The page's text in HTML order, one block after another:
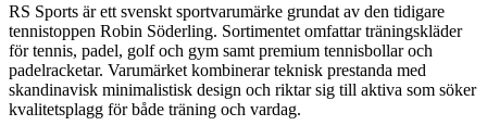
RS Sports är ett svenskt sportvarumärke grundat av den tidigare
tennistoppen Robin Söderling. Sortimentet omfattar träningskläder
för tennis, padel, golf och gym samt premium tennisbollar och
padelracketar. Varumärket kombinerar teknisk prestanda med
skandinavisk minimalistisk design och riktar sig till aktiva som söker
kvalitetsplagg för både träning och vardag.